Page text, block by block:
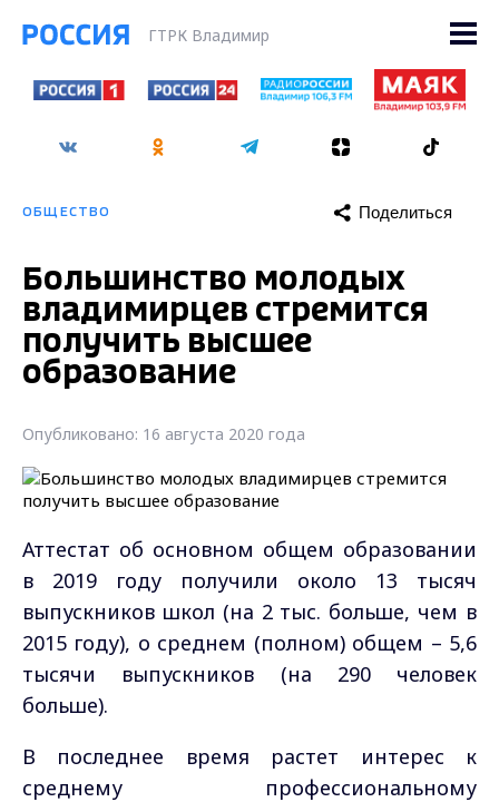
ГТРК Владимир
ОБЩЕСТВО Поделиться
Большинство молодых
владимирцев стремится
получить высшее
образование
Опубликовано: 16 августа 2020 года
Аттестат об основном общем образовании
в 2019 году получили около 13 тысяч
выпускников школ (на 2 тыс. больше, чем в
2015 году), о среднем (полном) общем – 5,6
тысячи выпускников (на 290 человек
больше).
В последнее время растет интерес к
среднему профессиональному